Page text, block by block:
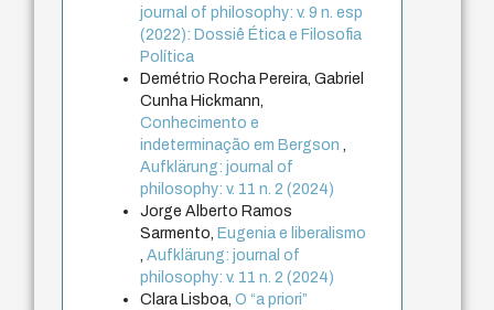
journal of philosophy: v. 9 n. esp
(2022): Dossiê Ética e Filosofia
Política
Demétrio Rocha Pereira, Gabriel
Cunha Hickmann,
Conhecimento e
indeterminação em Bergson,
Aufklärung: journal of
philosophy: v. 11 n. 2 (2024)
Jorge Alberto Ramos
Sarmento, Eugenia e liberalismo
,Aufklärung: journal of
philosophy: v. 11 n. 2 (2024)
Clara Lisboa,O “a priori”